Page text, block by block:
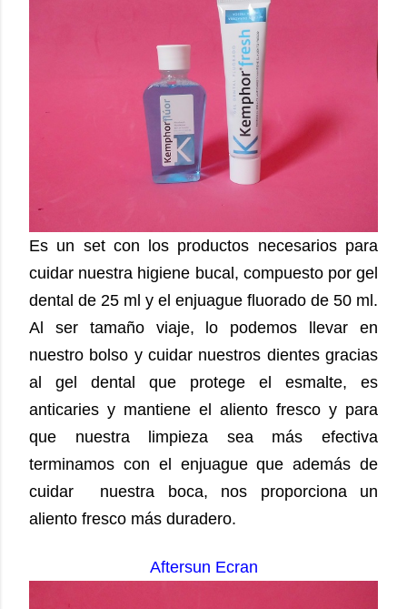
Es un set con los productos necesarios para
cuidar nuestra higiene bucal, compuesto por gel
dental de 25 ml y el enjuague fluorado de 50 ml.
Al ser tamaño viaje, lo podemos llevar en
nuestro bolso y cuidar nuestros dientes gracias
al gel dental que protege el esmalte, es
anticaries y mantiene el aliento fresco y para
que nuestra limpieza sea más efectiva
terminamos con el enjuague que además de
cuidar nuestra boca, nos proporciona un
aliento fresco más duradero.
Aftersun Ecran